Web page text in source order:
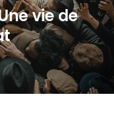
vie de